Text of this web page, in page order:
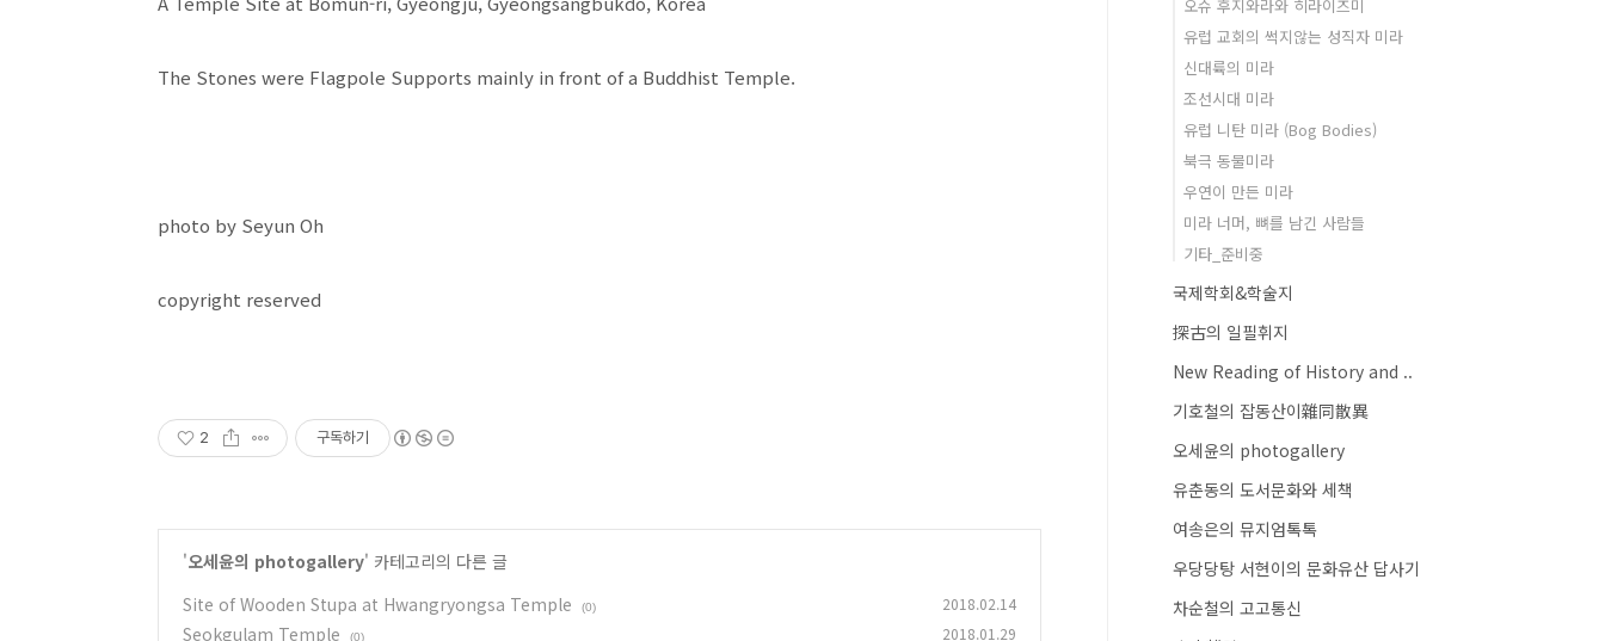
The Stones were Flagpole Supports mainly in front of a Buddhist Temple.
photo by Seyun Oh
copyright reserved
2 구독하기
'오세윤의 photogallery' 카테고리의 다른 글
Site of Wooden Stupa at Hwangryongsa Temple
(0) 2018.02.14
Seokgulam Temple (0) 2018.01.29
오슈 후지와라와 히라이즈미
유럽 교회의 썩지않는 성직자 미라
신대륙의 미라
조선시대 미라
유럽 니탄 미라 (Bog Bodies)
북극 동물미라
우연이 만든 미라
미라 너머, 뼈를 남긴 사람들
기타_준비중
국제학회&학술지
探古의 일필휘지
New Reading of History and ..
기호철의 잡동산이雜同散異
오세윤의 photogallery
유춘동의 도서문화와 세책
여송은의 뮤지엄톡톡
우당당탕 서현이의 문화유산 답사기
차순철의 고고통신